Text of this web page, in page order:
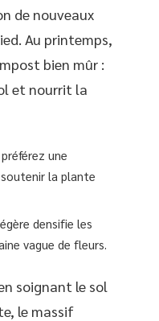
de nouveaux
Au printemps,
bien mûr :
et nourrit la
une
la plante
densifie les
vague de fleurs.
soignant le sol
le massif